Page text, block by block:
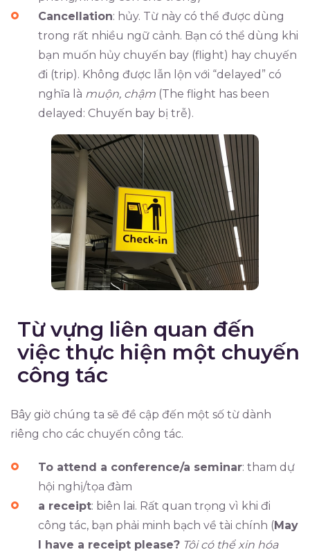
Cancellation: hủy. Từ này có thể được dùng
trong rất nhiều ngữ cảnh. Bạn có thể dùng khi
bạn muốn hủy chuyến bay (flight) hay chuyến
đi (trip). Không được lẫn lộn với “delayed” có
nghĩa là muộn, chậm (The flight has been
delayed: Chuyến bay bị trễ).
Từ vựng liên quan đến
việc thực hiện một chuyến
công tác
Bây giờ chúng ta sẽ đề cập đến một số từ dành
riêng cho các chuyến công tác.
To attend a conference/a seminar: tham dự
hội nghị/tọa đàm
a receipt: biên lai. Rất quan trọng vì khi đi
công tác, bạn phải minh bạch về tài chính (May
I have a receipt please? Tôi có thể xin hóa